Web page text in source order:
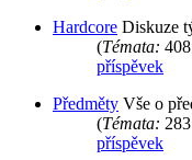
Hardcore Diskuze
(Témata:
příspěvek
Předměty Vše o
(Témata:
příspěvek